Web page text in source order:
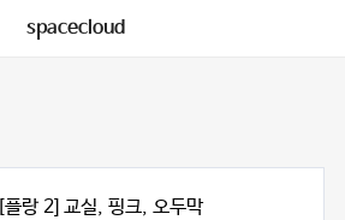
spacecloud
[플랑 2] 교실, 핑크, 오두막